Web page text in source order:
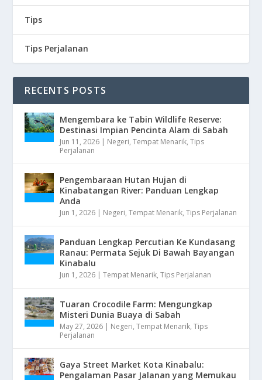
Tips
Tips Perjalanan
RECENTS POSTS
Mengembara ke Tabin Wildlife Reserve:
Destinasi Impian Pencinta Alam di Sabah
Jun 11, 2026 | Negeri,Tempat Menarik,Tips
Perjalanan
Pengembaraan Hutan Hujan di
Kinabatangan River: Panduan Lengkap
Anda
Jun 1, 2026 | Negeri,Tempat Menarik,Tips Perjalanan
Panduan Lengkap Percutian Ke Kundasang
Ranau: Permata Sejuk Di Bawah Bayangan
Kinabalu
Jun 1, 2026 |Tempat Menarik,Tips Perjalanan
Tuaran Crocodile Farm: Mengungkap
Misteri Dunia Buaya di Sabah
May 27, 2026 | Negeri,Tempat Menarik,Tips
Perjalanan
Gaya Street Market Kota Kinabalu:
Pengalaman Pasar Jalanan yang Memukau